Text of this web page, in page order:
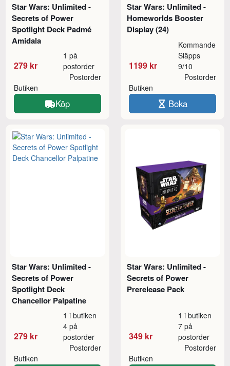
Star Wars: Unlimited -
Secrets of Power
Spotlight Deck Padmé
Amidala
279 kr
1 på
postorder
Butiken
Postorder
Köp
Star Wars: Unlimited -
Homeworlds Booster
Display (24)
1199 kr
Kommande
Släpps
9/10
Butiken
Postorder
Boka
Star Wars: Unlimited -
Secrets of Power
Spotlight Deck
Chancellor Palpatine
279 kr
1 i butiken
4 på
postorder
Butiken
Postorder
Star Wars: Unlimited -
Secrets of Power
Prerelease Pack
349 kr
1 i butiken
7 på
postorder
Butiken
Postorder